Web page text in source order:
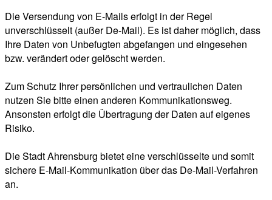
Die Versendung von E-Mails erfolgt in der Regel
unverschlüsselt (außer De-Mail). Es ist daher möglich, dass
Ihre Daten von Unbefugten abgefangen und eingesehen
bzw. verändert oder gelöscht werden.
Zum Schutz Ihrer persönlichen und vertraulichen Daten
nutzen Sie bitte einen anderen Kommunikationsweg.
Ansonsten erfolgt die Übertragung der Daten auf eigenes
Risiko.
Die Stadt Ahrensburg bietet eine verschlüsselte und somit
sichere E-Mail-Kommunikation über das De-Mail-Verfahren
an.